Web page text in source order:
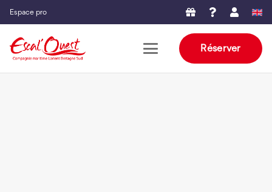
Espace pro
Réserver